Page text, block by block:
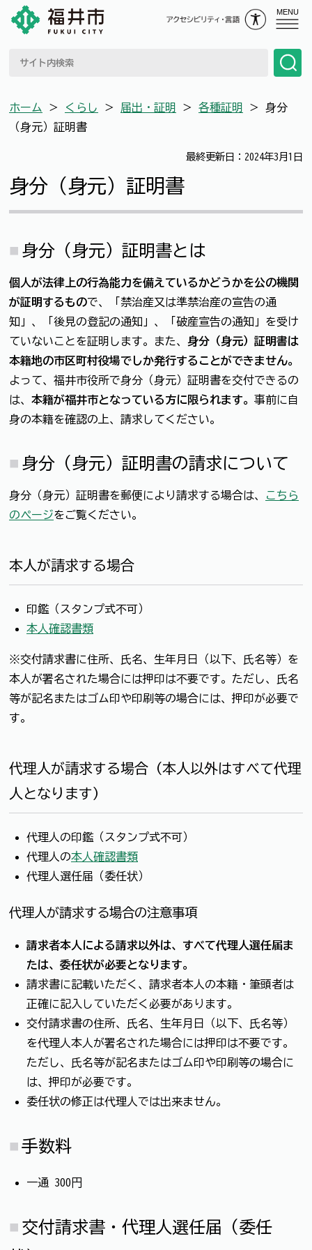
MENU
ホーム ＞ くらし ＞ 届出・証明 ＞ 各種証明 ＞ 身分
（身元）証明書
最終更新日：2024年3月1日
身分（身元）証明書
身分（身元）証明書とは
個人が法律上の行為能力を備えているかどうかを公の機関
が証明するもので、「禁治産又は準禁治産の宣告の通
知」、「後見の登記の通知」、「破産宣告の通知」を受け
ていないことを証明します。また、 身分（身元）証明書は
本籍地の市区町村役場でしか発行することができません。
よって、福井市役所で身分（身元）証明書を交付できるの
は、 本籍が福井市となっている方に限られます。 事前に自
身の本籍を確認の上、請求してください。
身分（身元）証明書の請求について
身分（身元）証明書を郵便により請求する場合は、
こちら
のページをご覧ください。
本人が請求する場合
印鑑（スタンプ式不可）
本人確認書類
※交付請求書に住所、氏名、生年月日（以下、氏名等）を
本人が署名された場合には押印は不要です。ただし、氏名
等が記名またはゴム印や印刷等の場合には、押印が必要で
す。
代理人が請求する場合（本人以外はすべて代理
人となります）
代理人の印鑑（スタンプ式不可）
代理人の本人確認書類
代理人選任届（委任状）
代理人が請求する場合の注意事項
請求者本人による請求以外は、すべて代理人選任届ま
たは、委任状が必要となります。
請求書に記載いただく、請求者本人の本籍・筆頭者は
正確に記入していただく必要があります。
交付請求書の住所、氏名、生年月日（以下、氏名等）
を代理人本人が署名された場合には押印は不要です。
ただし、氏名等が記名またはゴム印や印刷等の場合に
は、押印が必要です。
委任状の修正は代理人では出来ません。
手数料
一通 300円
交付請求書・代理人選任届（委任